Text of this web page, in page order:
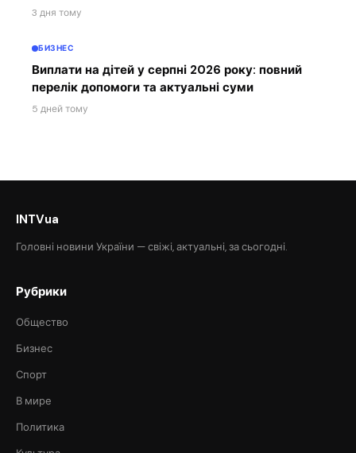
3 дня тому
БИЗНЕС
Виплати на дітей у серпні 2026 року: повний
перелік допомоги та актуальні суми
5 дней тому
INTVua
Головні новини України — свіжі, актуальні, за сьогодні.
Рубрики
Общество
Бизнес
Спорт
В мире
Политика